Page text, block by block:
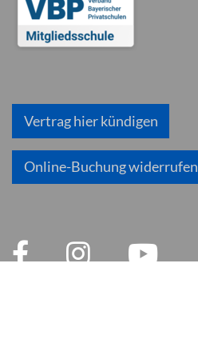
Vertrag hier kündigen
Online-Buchung widerrufen